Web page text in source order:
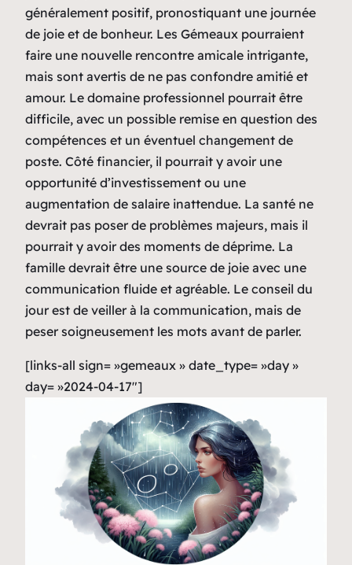
généralement positif, pronostiquant une journée
de joie et de bonheur. Les Gémeaux pourraient
faire une nouvelle rencontre amicale intrigante,
mais sont avertis de ne pas confondre amitié et
amour. Le domaine professionnel pourrait être
difficile, avec un possible remise en question des
compétences et un éventuel changement de
poste. Côté financier, il pourrait y avoir une
opportunité d’investissement ou une
augmentation de salaire inattendue. La santé ne
devrait pas poser de problèmes majeurs, mais il
pourrait y avoir des moments de déprime. La
famille devrait être une source de joie avec une
communication fluide et agréable. Le conseil du
jour est de veiller à la communication, mais de
peser soigneusement les mots avant de parler.
[links-all sign= »gemeaux » date_type= »day »
day= »2024-04-17″]